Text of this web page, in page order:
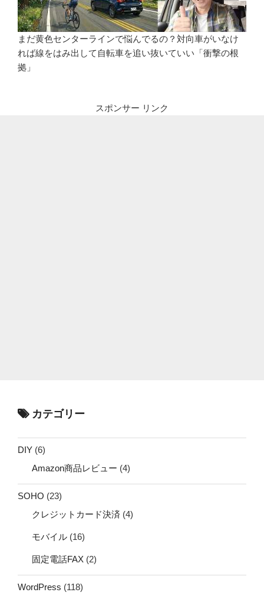
まだ黄色センターラインで悩んでるの？対向車がいなけ
れば線をはみ出して自転車を追い抜いていい「衝撃の根
拠」
スポンサー リンク
カテゴリー
DIY (6)
Amazon商品レビュー (4)
SOHO (23)
クレジットカード決済 (4)
モバイル (16)
固定電話FAX (2)
WordPress (118)